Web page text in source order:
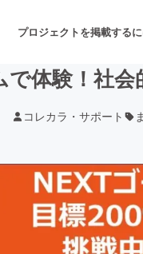
プロジェクトを掲載する
ゲーム・サービス開発
体験！社
コレカラ・サポート